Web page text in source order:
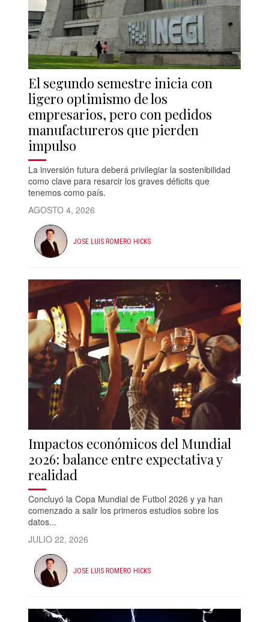
El segundo semestre inicia con
ligero optimismo de los
empresarios, pero con pedidos
manufactureros que pierden
impulso
La inversión futura deberá privilegiar la sostenibilidad
como clave para resarcir los graves déficits que
tenemos como país.
AGOSTO 4, 2026
JOSE LUIS ROMERO HICKS
Impactos económicos del Mundial
2026: balance entre expectativa y
realidad
Concluyó la Copa Mundial de Futbol 2026 y ya han
comenzado a salir los primeros estudios sobre los
datos...
JULIO 22, 2026
JOSE LUIS ROMERO HICKS